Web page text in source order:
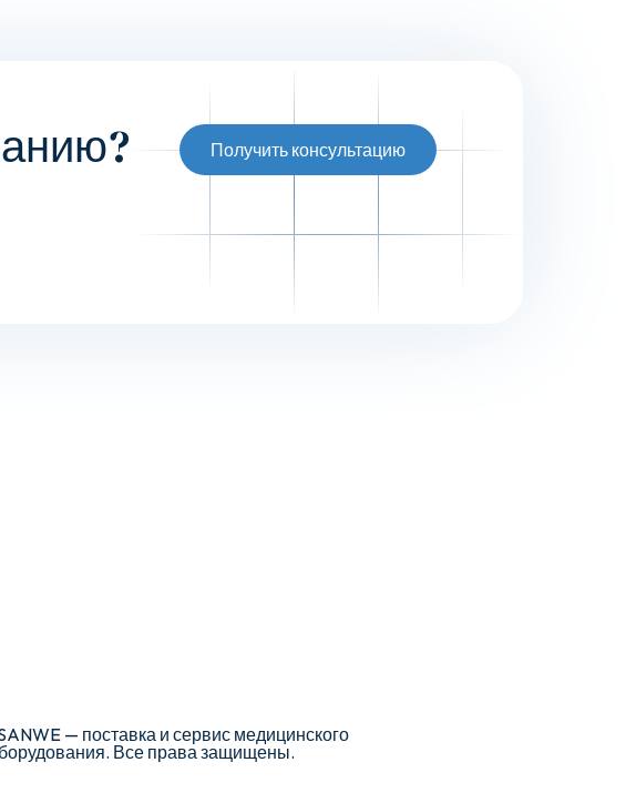
Получить консультацию
— поставка и сервис медицинского
Все права защищены.